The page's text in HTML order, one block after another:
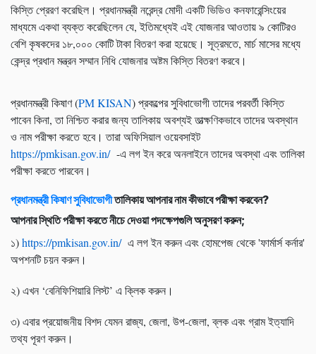
কিস্তি প্রেরণ করেছিল। প্রধানমন্ত্রী নরেন্দ্র মোদী একটি ভিডিও কনফারেন্সিংয়ের
মাধ্যমে একথা ব্যক্ত করেছিলেন যে, ইতিমধ্যেই এই যোজনার আওতায় ৯ কোটিরও
বেশি কৃষকদের ১৮,০০০ কোটি টাকা বিতরণ করা হয়েছে। সূত্রমতে, মার্চ মাসের মধ্যে
কেন্দ্র প্রধান মন্ত্রন সম্মান নিধি যোজনার অষ্টম কিস্তি বিতরণ করবে।
প্রধানমন্ত্রী কিষাণ (PM KISAN) প্রকল্পের সুবিধাভোগী তাদের পরবর্তী কিস্তি
পাবেন কিনা, তা নিশ্চিত করার জন্য তালিকায় অবশ্যই তাত্ক্ষণিকভাবে তাদের অবস্থান
ও নাম পরীক্ষা করতে হবে। তারা অফিসিয়াল ওয়েবসাইট
https://pmkisan.gov.in/-এ লগ ইন করে অনলাইনে তাদের অবস্থা এবং তালিকা
পরীক্ষা করতে পারবেন।
প্রধানমন্ত্রী কিষাণ সুবিধাভোগীতালিকায় আপনার নাম কীভাবে পরীক্ষা করবেন?
আপনার স্থিতি পরীক্ষা করতে নীচে দেওয়া পদক্ষেপগুলি অনুসরণ করুন;
১)https://pmkisan.gov.in/এ লগ ইন করুন এবং হোমপেজ থেকে 'ফার্মার্স কর্নার'
অপশনটি চয়ন করুন।
২) এখন ‘বেনিফিশিয়ারি লিস্ট’ এ ক্লিক করুন।
৩) এবার প্রয়োজনীয় বিশদ যেমন রাজ্য, জেলা, উপ-জেলা, ব্লক এবং গ্রাম ইত্যাদি
তথ্য পূরণ করুন।